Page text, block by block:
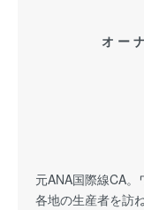
オー
元ANA国際線CA
各地の生産者を訪